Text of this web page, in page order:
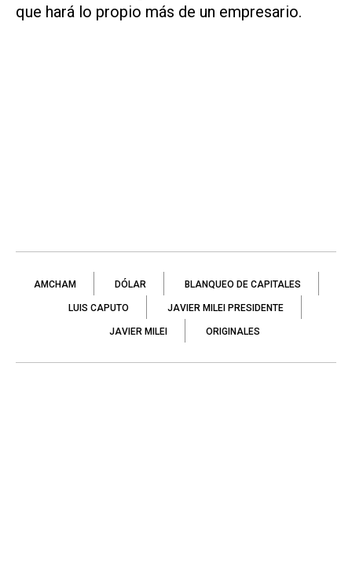
que hará lo propio más de un empresario.
AMCHAM DÓLAR BLANQUEO DE CAPITALES
LUIS CAPUTO JAVIER MILEI PRESIDENTE
JAVIER MILEI ORIGINALES